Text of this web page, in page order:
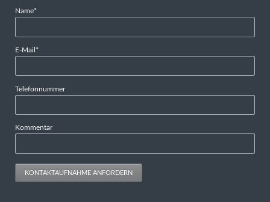
Pflichtfeld
Name*
Pflichtfeld
E-Mail *
Telefonnummer
Kommentar
KONTAKTAUFNAHME ANFORDERN